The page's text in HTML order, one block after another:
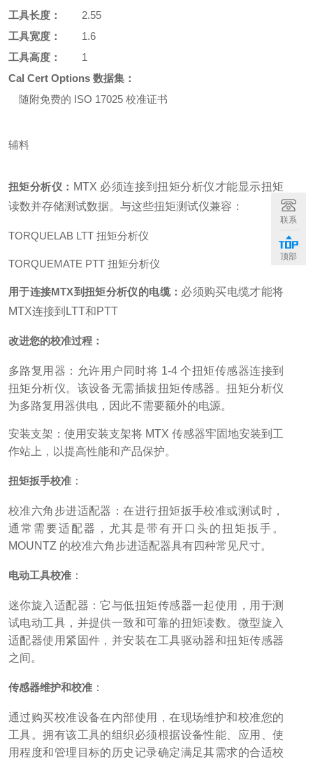
工具长度：
2.55
工具宽度：
1.6
工具高度：
1
Cal Cert Options 数据集：
随附免费的 ISO 17025 校准证书
辅料
扭矩分析仪： MTX 必须连接到扭矩分析仪才能显示扭矩
读数并存储测试数据。与这些扭矩测试仪兼容：
TORQUELAB LTT 扭矩分析仪
TORQUEMATE PTT 扭矩分析仪
用于连接MTX到扭矩分析仪的电缆： 必须购买电缆才能将
MTX连接到LTT和PTT
改进您的校准过程：
多路复用器：允许用户同时将 1-4 个扭矩传感器连接到
扭矩分析仪。该设备无需插拔扭矩传感器。扭矩分析仪
为多路复用器供电，因此不需要额外的电源。
安装支架：使用安装支架将 MTX 传感器牢固地安装到工
作站上，以提高性能和产品保护。
扭矩扳手校准 ：
校准六角步进适配器：在进行扭矩扳手校准或测试时，
通常需要适配器，尤其是带有开口头的扭矩扳手。
MOUNTZ 的校准六角步进适配器具有四种常见尺寸。
电动工具校准 ：
迷你旋入适配器：它与低扭矩传感器一起使用，用于测
试电动工具，并提供一致和可靠的扭矩读数。微型旋入
适配器使用紧固件，并安装在工具驱动器和扭矩传感器
之间。
传感器维护和校准 ：
通过购买校准设备在内部使用，在现场维护和校准您的
工具。拥有该工具的组织必须根据设备性能、应用、使
用程度和管理目标的历史记录确定满足其需求的合适校
联系
顶部